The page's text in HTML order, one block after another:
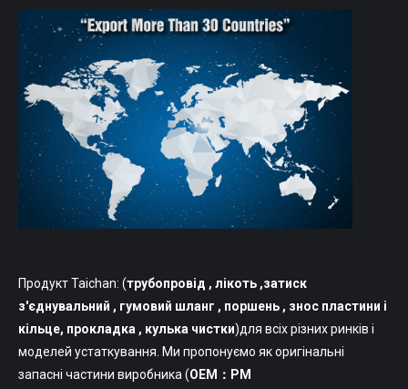
Продукт Taichan: (трубопровід , лікоть ,затиск
з'єднувальний , гумовий шланг , поршень , знос пластини і
кільце, прокладка , кулька чистки)для всіх різних ринків і
моделей устаткування. Ми пропонуємо як оригінальні
запасні частини виробника (OEM：PM